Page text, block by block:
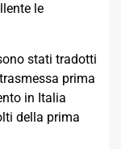
le
stati tradotti
prima
in Italia
della prima